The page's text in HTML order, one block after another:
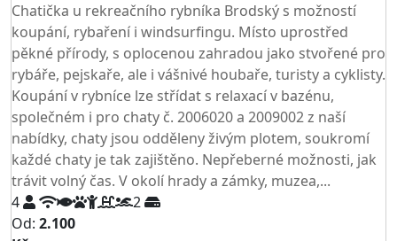
Chatička u rekreačního rybníka Brodský s možností
koupání, rybaření i windsurfingu. Místo uprostřed
pěkné přírody, s oplocenou zahradou jako stvořené pro
rybáře, pejskaře, ale i vášnivé houbaře, turisty a cyklisty.
Koupání v rybníce lze střídat s relaxací v bazénu,
společném i pro chaty č. 2006020 a 2009002 z naší
nabídky, chaty jsou odděleny živým plotem, soukromí
každé chaty je tak zajištěno. Nepřeberné možnosti, jak
trávit volný čas. V okolí hrady a zámky, muzea,...
4
2
Od: 2.100